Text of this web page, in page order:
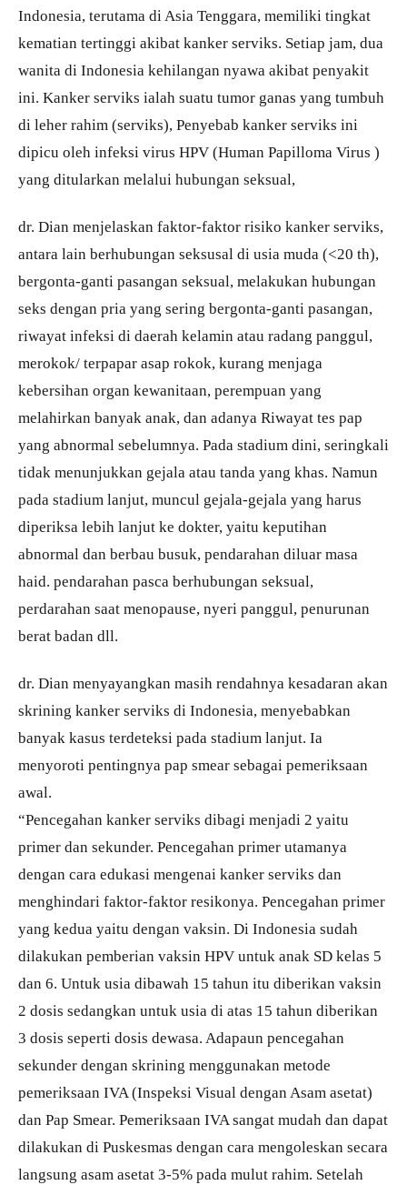
Indonesia, terutama di Asia Tenggara, memiliki tingkat
kematian tertinggi akibat kanker serviks. Setiap jam, dua
wanita di Indonesia kehilangan nyawa akibat penyakit
ini. Kanker serviks ialah suatu tumor ganas yang tumbuh
di leher rahim (serviks), Penyebab kanker serviks ini
dipicu oleh infeksi virus HPV (Human Papilloma Virus )
yang ditularkan melalui hubungan seksual,
dr. Dian menjelaskan faktor-faktor risiko kanker serviks,
antara lain berhubungan seksusal di usia muda (<20 th),
bergonta-ganti pasangan seksual, melakukan hubungan
seks dengan pria yang sering bergonta-ganti pasangan,
riwayat infeksi di daerah kelamin atau radang panggul,
merokok/ terpapar asap rokok, kurang menjaga
kebersihan organ kewanitaan, perempuan yang
melahirkan banyak anak, dan adanya Riwayat tes pap
yang abnormal sebelumnya. Pada stadium dini, seringkali
tidak menunjukkan gejala atau tanda yang khas. Namun
pada stadium lanjut, muncul gejala-gejala yang harus
diperiksa lebih lanjut ke dokter, yaitu keputihan
abnormal dan berbau busuk, pendarahan diluar masa
haid. pendarahan pasca berhubungan seksual,
perdarahan saat menopause, nyeri panggul, penurunan
berat badan dll.
dr. Dian menyayangkan masih rendahnya kesadaran akan
skrining kanker serviks di Indonesia, menyebabkan
banyak kasus terdeteksi pada stadium lanjut. Ia
menyoroti pentingnya pap smear sebagai pemeriksaan
awal.
“Pencegahan kanker serviks dibagi menjadi 2 yaitu
primer dan sekunder. Pencegahan primer utamanya
dengan cara edukasi mengenai kanker serviks dan
menghindari faktor-faktor resikonya. Pencegahan primer
yang kedua yaitu dengan vaksin. Di Indonesia sudah
dilakukan pemberian vaksin HPV untuk anak SD kelas 5
dan 6. Untuk usia dibawah 15 tahun itu diberikan vaksin
2 dosis sedangkan untuk usia di atas 15 tahun diberikan
3 dosis seperti dosis dewasa. Adapaun pencegahan
sekunder dengan skrining menggunakan metode
pemeriksaan IVA (Inspeksi Visual dengan Asam asetat)
dan Pap Smear. Pemeriksaan IVA sangat mudah dan dapat
dilakukan di Puskesmas dengan cara mengoleskan secara
langsung asam asetat 3-5% pada mulut rahim. Setelah